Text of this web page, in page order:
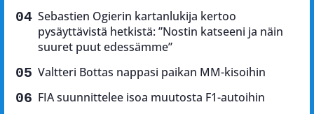
Sebastien Ogierin kartanlukija kertoo
pysäyttävistä hetkistä: ”Nostin katseeni ja näin
suuret puut edessämme”
Valtteri Bottas nappasi paikan MM-kisoihin
FIA suunnittelee isoa muutosta F1-autoihin